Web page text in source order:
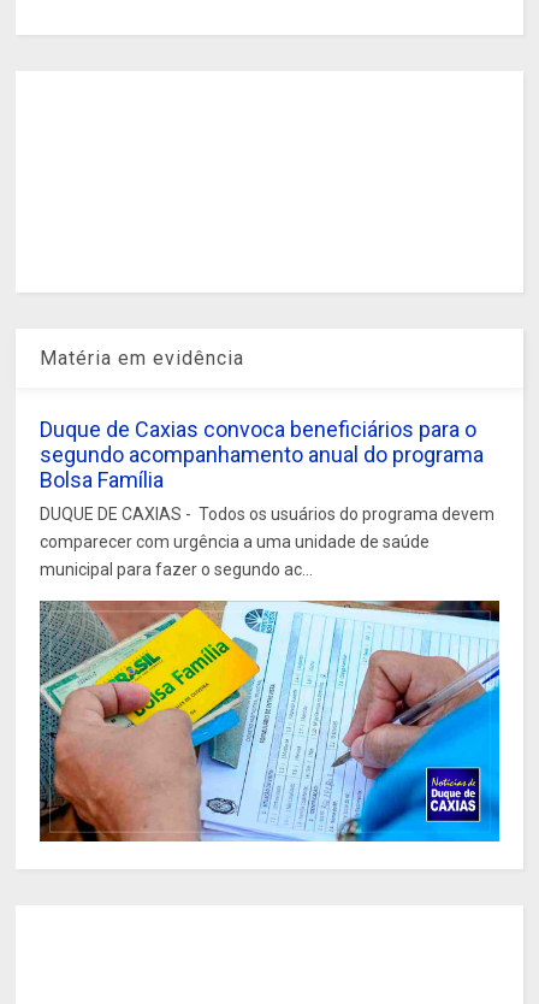
Matéria em evidência
Duque de Caxias convoca beneficiários para o
segundo acompanhamento anual do programa
Bolsa Família
DUQUE DE CAXIAS - Todos os usuários do programa devem
comparecer com urgência a uma unidade de saúde
municipal para fazer o segundo ac...